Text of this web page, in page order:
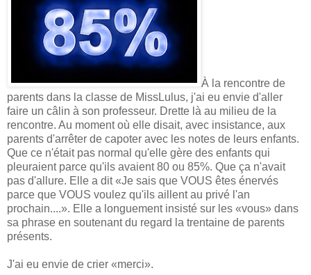
À la rencontre de
parents dans la classe de MissLulus, j'ai eu envie d'aller
faire un câlin à son professeur. Drette là au milieu de la
rencontre. Au moment où elle disait, avec insistance, aux
parents d'arrêter de capoter avec les notes de leurs enfants.
Que ce n'était pas normal qu'elle gère des enfants qui
pleuraient parce qu'ils avaient 80 ou 85%. Que ça n'avait
pas d'allure. Elle a dit «Je sais que VOUS êtes énervés
parce que VOUS voulez qu'ils aillent au privé l'an
prochain....». Elle a longuement insisté sur les «vous» dans
sa phrase en soutenant du regard la trentaine de parents
présents.
J'ai eu envie de crier «merci».